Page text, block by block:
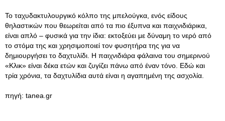
Το ταχυδακτυλουργικό κόλπο της μπελούγκα, ενός είδους
θηλαστικών που θεωρείται από τα πιο έξυπνα και παιχνιδιάρικα,
είναι απλό – φυσικά για την ίδια: εκτοξεύει με δύναμη το νερό από
το στόμα της και χρησιμοποιεί τον φυσητήρα της για να
δημιουργήσει το δαχτυλίδι. Η παιχνιδιάρα φάλαινα του σημερινού
«Κλικ» είναι δέκα ετών και ζυγίζει πάνω από έναν τόνο. Εδώ και
τρία χρόνια, τα δαχτυλίδια αυτά είναι η αγαπημένη της ασχολία.
πηγή: tanea.gr